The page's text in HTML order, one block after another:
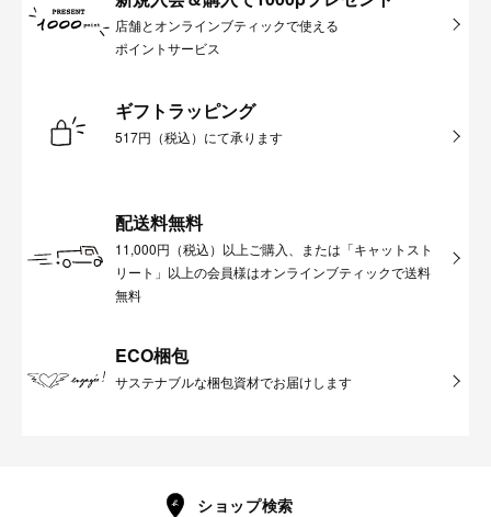
店舗とオンラインブティックで使える
ポイントサービス
ギフトラッピング
517円（税込）にて承ります
配送料無料
11,000円（税込）以上ご購入、または「キャットスト
リート」以上の会員様はオンラインブティックで送料
無料
ECO梱包
サステナブルな梱包資材でお届けします
ショップ検索